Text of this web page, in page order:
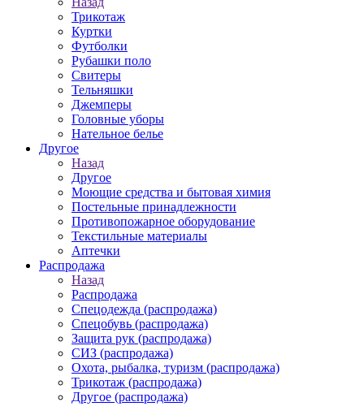
Трикотаж
Куртки
Футболки
Рубашки поло
Свитеры
Тельняшки
Джемперы
Головные уборы
Нательное белье
Другое
Назад
Другое
Моющие средства и бытовая химия
Постельные принадлежности
Противопожарное оборудование
Текстильные материалы
Аптечки
Распродажа
Назад
Распродажа
Спецодежда (распродажа)
Спецобувь (распродажа)
Защита рук (распродажа)
СИЗ (распродажа)
Охота, рыбалка, туризм (распродажа)
Трикотаж (распродажа)
Другое (распродажа)